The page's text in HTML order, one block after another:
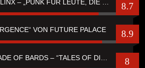
8.7
VON FUTURE PALACE 8.9
8